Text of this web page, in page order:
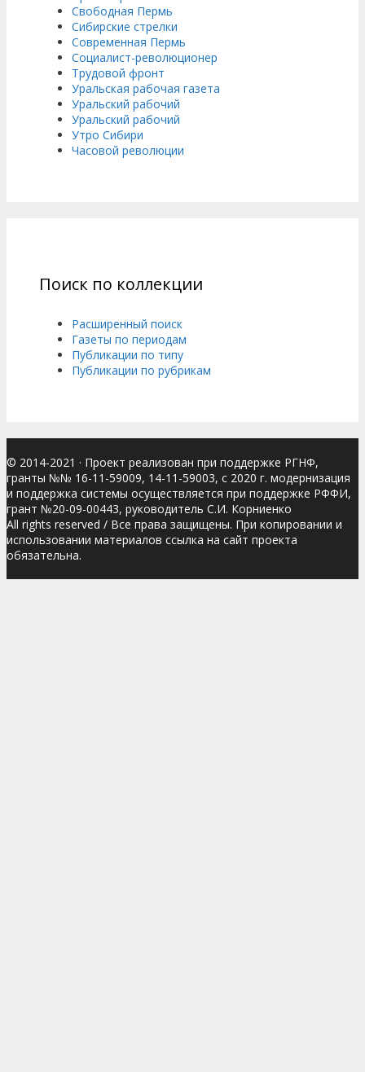
Свободная Пермь
Сибирские стрелки
Современная Пермь
Социалист-революционер
Трудовой фронт
Уральская рабочая газета
Уральский рабочий
Уральский рабочий
Утро Сибири
Часовой революции
Поиск по коллекции
Расширенный поиск
Газеты по периодам
Публикации по типу
Публикации по рубрикам
© 2014-2021 · Проект реализован при поддержке РГНФ,
гранты №№ 16-11-59009, 14-11-59003, с 2020 г. модернизация
и поддержка системы осуществляется при поддержке РФФИ,
грант №20-09-00443, руководитель С.И. Корниенко
All rights reserved / Все права защищены. При копировании и
использовании материалов ссылка на сайт проекта
обязательна.